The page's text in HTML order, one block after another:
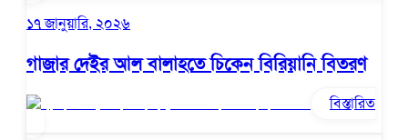
১৭ জানুয়ারি, ২০২৬
গাজার দেইর আল বালাহতে চিকেন বিরিয়ানি বিতরণ
বিস্তারিত